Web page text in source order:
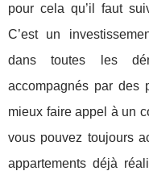
pour cela qu’il faut
C’est un
dans toutes les
accompagnés par des
mieux faire appel à un
vous pouvez toujours
appartements déjà